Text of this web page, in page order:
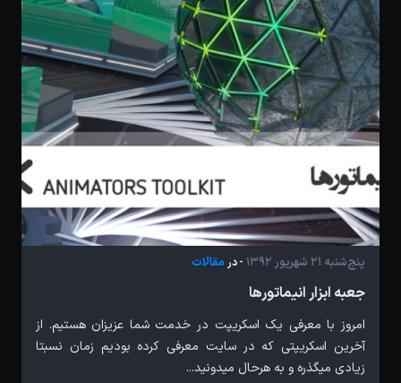
پنج‌شنبه 21 شهریور 1392 - در مقالات
جعبه ابزار انیماتورها
امروز با معرفی یک اسکریپت در خدمت شما عزیزان هستیم. از
آخرین اسکریپتی که در سایت معرفی کرده بودیم زمان نسبتا
زیادی میگذره و به هرحال میدونید...